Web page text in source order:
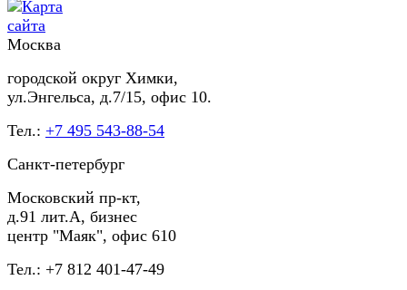
Москва
городской округ Химки,
ул.Энгельса, д.7/15, офис 10.
Тел.: +7 495 543-88-54
Санкт-петербург
Московский пр-кт,
д.91 лит.А, бизнес
центр "Маяк", офис 610
Тел.: +7 812 401-47-49